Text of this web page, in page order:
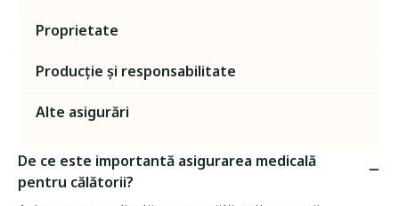
Proprietate
Producție și responsabilitate
Alte asigurări
De ce este importantă asigurarea medicală
pentru călătorii?